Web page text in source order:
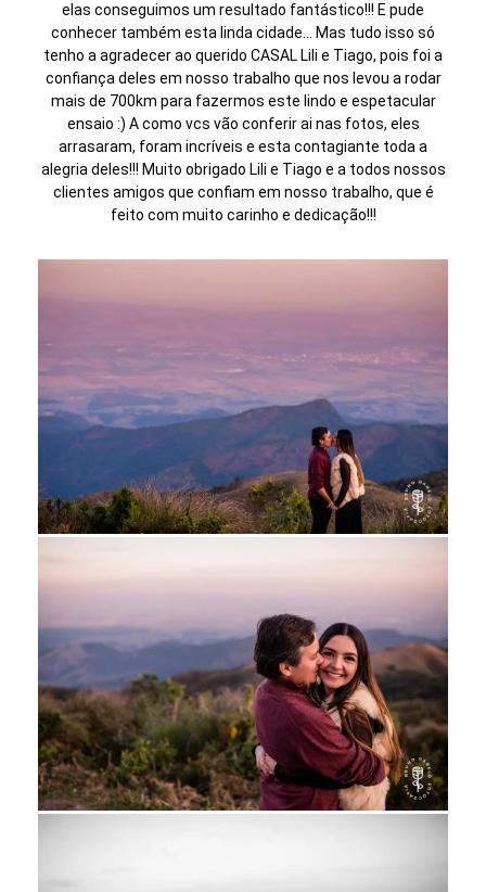
elas conseguimos um resultado fantástico!!! E pude
conhecer também esta linda cidade... Mas tudo isso só
tenho a agradecer ao querido CASAL Lili e Tiago, pois foi a
confiança deles em nosso trabalho que nos levou a rodar
mais de 700km para fazermos este lindo e espetacular
ensaio :) A como vcs vão conferir ai nas fotos, eles
arrasaram, foram incríveis e esta contagiante toda a
alegria deles!!! Muito obrigado Lili e Tiago e a todos nossos
clientes amigos que confiam em nosso trabalho, que é
feito com muito carinho e dedicação!!!